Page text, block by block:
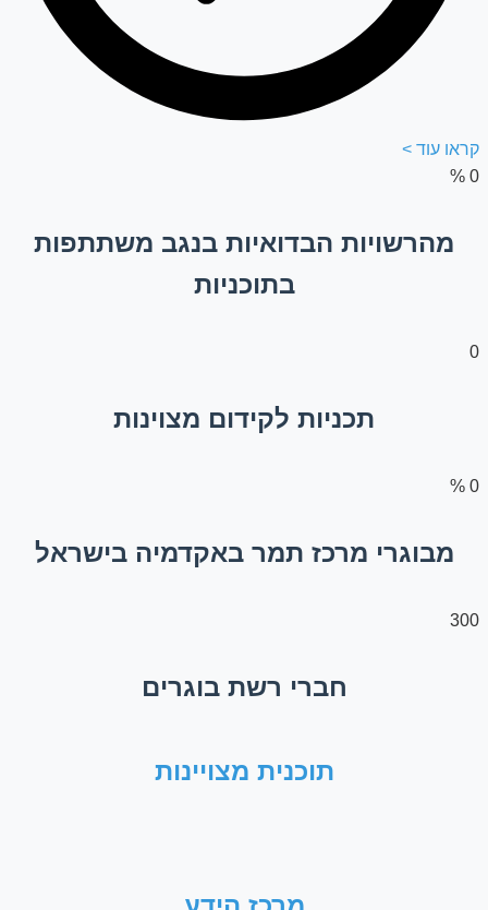
קראו עוד >
0
%
מהרשויות הבדואיות בנגב משתתפות
בתוכניות
0
תכניות לקידום מצוינות
0
%
מבוגרי מרכז תמר באקדמיה בישראל
300
חברי רשת בוגרים
תוכנית מצויינות